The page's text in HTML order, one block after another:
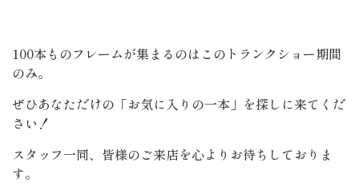
100本ものフレームが集まるのはこのトランクショー期間
のみ。
ぜひあなただけの「お気に入りの一本」を探しに来てくだ
さい！
スタッフ一同、皆様のご来店を心よりお待ちしておりま
す。